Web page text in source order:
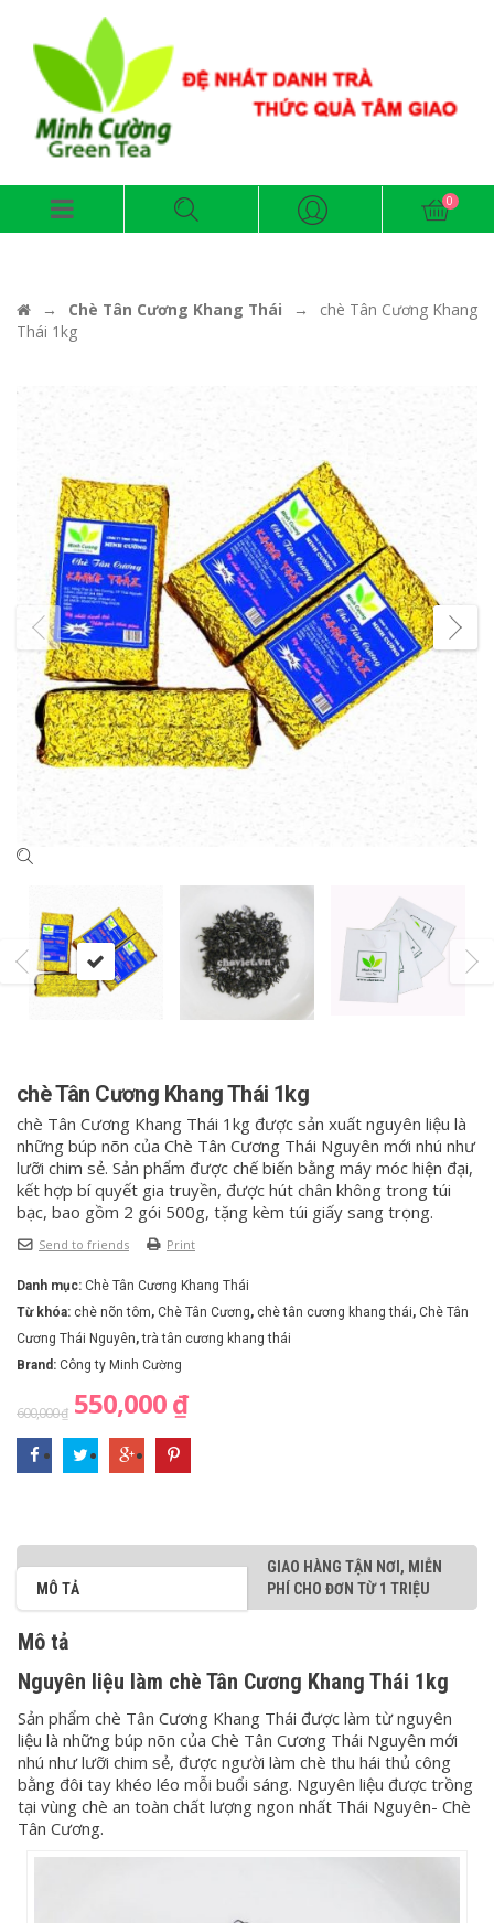
→ Chè Tân Cương Khang Thái →
chè Tân Cương Khang
Thái 1kg
chè Tân Cương Khang Thái 1kg
chè Tân Cương Khang Thái 1kg được sản xuất nguyên liệu là
những búp nõn của Chè Tân Cương Thái Nguyên mới nhú như
lưỡi chim sẻ. Sản phẩm được chế biến bằng máy móc hiện đại,
kết hợp bí quyết gia truyền, được hút chân không trong túi
bạc, bao gồm 2 gói 500g, tặng kèm túi giấy sang trọng.
Send to friends Print
Danh mục: Chè Tân Cương Khang Thái
Từ khóa: chè nõn tôm, Chè Tân Cương, chè tân cương khang thái, Chè Tân
Cương Thái Nguyên,trà tân cương khang thái
Brand: Công ty Minh Cường
600,000₫ 550,000₫
MÔ TẢ
GIAO HÀNG TẬN NƠI, MIỄN
PHÍ CHO ĐƠN TỪ 1 TRIỆU
Mô tả
Nguyên liệu làm chè Tân Cương Khang Thái 1kg
Sản phẩm chè Tân Cương Khang Thái được làm từ nguyên
liệu là những búp nõn của Chè Tân Cương Thái Nguyên mới
nhú như lưỡi chim sẻ, được người làm chè thu hái thủ công
bằng đôi tay khéo léo mỗi buổi sáng. Nguyên liệu được trồng
tại vùng chè an toàn chất lượng ngon nhất Thái Nguyên- Chè
Tân Cương.